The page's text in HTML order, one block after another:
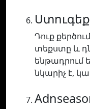
Դուք
տեքստը և
ենթադրում
նկարիչ է,